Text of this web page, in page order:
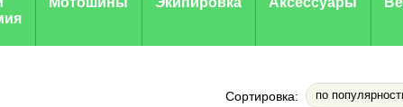
Сортировка: по